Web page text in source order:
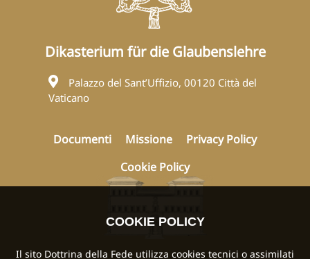
Dikasterium für die Glaubenslehre
Palazzo del Sant’Uffizio, 00120 Città del
Vaticano
Documenti Missione
Privacy Policy
Cookie Policy
COOKIE POLICY
Il sito Dottrina della Fede utilizza cookies tecnici o assimilati